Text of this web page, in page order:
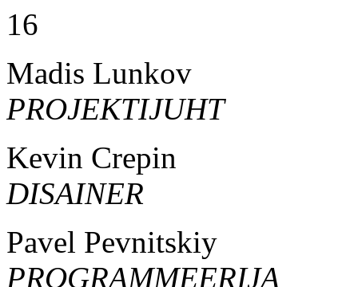
16
Madis Lunkov
PROJEKTIJUHT
Kevin Crepin
DISAINER
Pavel Pevnitskiy
PROGRAMMEERIJA